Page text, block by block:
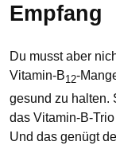
Empfang
Du musst aber
Vitamin-B12-
gesund zu halten.
das Vitamin-B-
Und das genügt